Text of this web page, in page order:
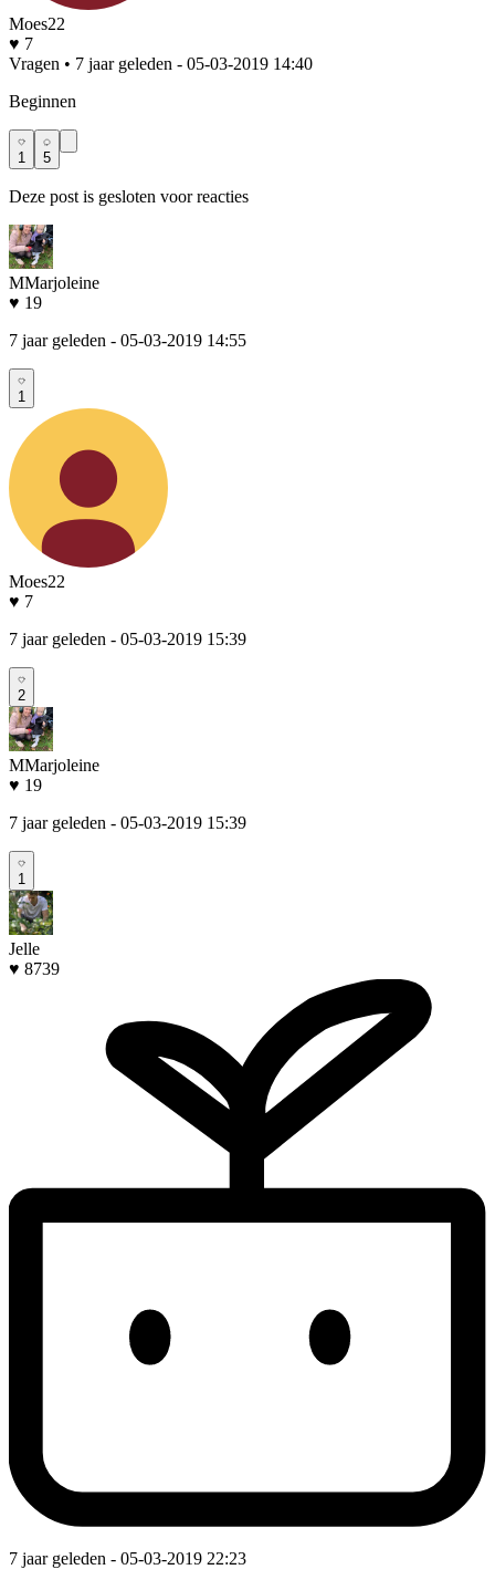
Moes22
♥ 7
Vragen • 7 jaar geleden - 05-03-2019 14:40
Beginnen
1 5
Deze post is gesloten voor reacties
MMarjoleine
♥ 19
7 jaar geleden - 05-03-2019 14:55
1
Moes22
♥ 7
7 jaar geleden - 05-03-2019 15:39
2
MMarjoleine
♥ 19
7 jaar geleden - 05-03-2019 15:39
1
Jelle
♥ 8739
7 jaar geleden - 05-03-2019 22:23